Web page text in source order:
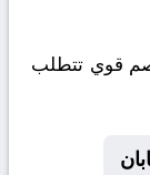
قوي تتطلب